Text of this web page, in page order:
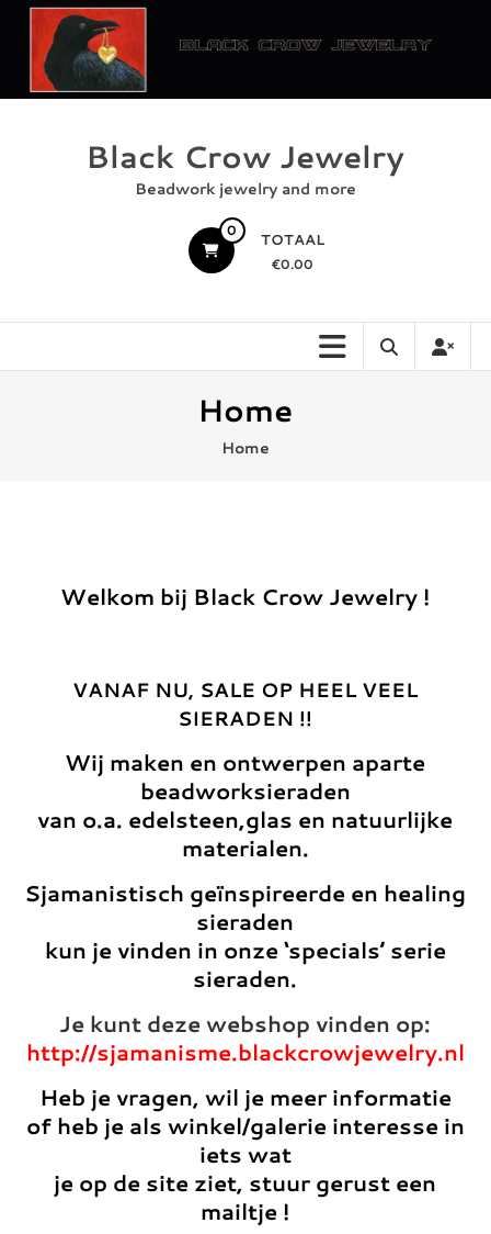
inhoud
Black Crow Jewelry
Beadwork jewelry and more
0 TOTAAL
€0.00
Home
Home
Welkom bij Black Crow Jewelry !
VANAF NU, SALE OP HEEL VEEL
SIERADEN !!
Wij maken en ontwerpen aparte
beadworksieraden
van o.a. edelsteen,glas en natuurlijke
materialen.
Sjamanistisch geïnspireerde en healing
sieraden
kun je vinden in onze ‘specials’ serie
sieraden.
Je kunt deze webshop vinden op:
http://sjamanisme.blackcrowjewelry.nl
Heb je vragen, wil je meer informatie
of heb je als winkel/galerie interesse in
iets wat
je op de site ziet, stuur gerust een
mailtje !